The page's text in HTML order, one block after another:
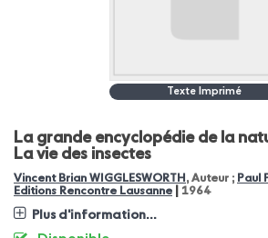
Texte Imprimé
La grande encyclopédie de la
La vie des insectes
Vincent Brian WIGGLESWORTH , Auteur ; Paul
Editions Rencontre Lausanne 1964
Plus d'information...